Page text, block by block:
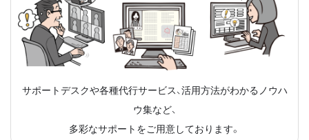
サポートデスクや各種代行サービス、活用方法がわかるノウハ
ウ集など、
多彩なサポートをご用意しております。